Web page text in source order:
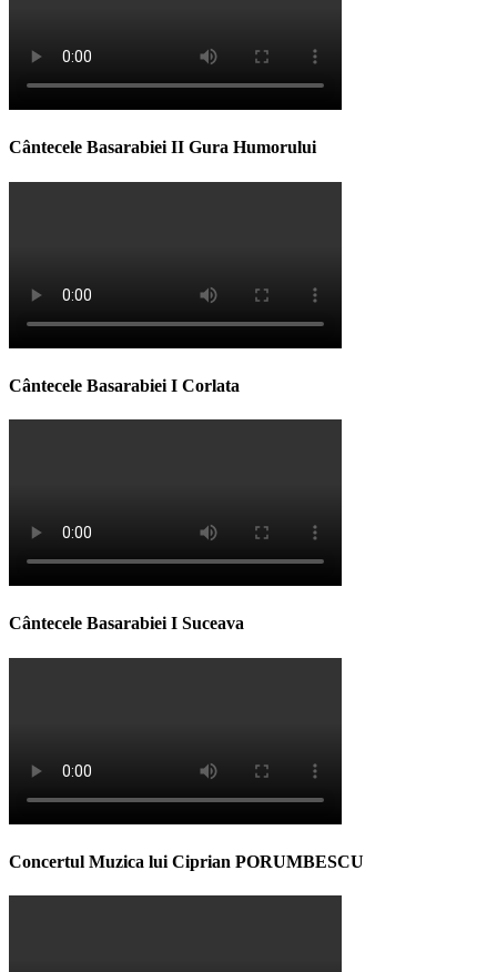
Cântecele Basarabiei II Gura Humorului
Cântecele Basarabiei I Corlata
Cântecele Basarabiei I Suceava
Concertul Muzica lui Ciprian PORUMBESCU